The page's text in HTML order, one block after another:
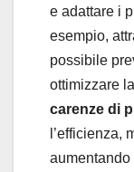
e adattare i
esempio,
possibile
ottimizzare
carenze di
l’efficienza,
aumentando